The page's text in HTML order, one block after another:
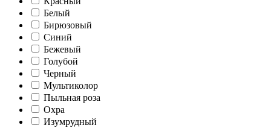
Белый
Бирюзовый
Синий
Бежевый
Голубой
Черный
Мультиколор
Пыльная роза
Охра
Изумрудный